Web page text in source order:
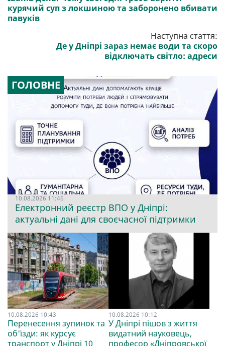
курячий суп з локшиною та заборонено вбивати
павуків
Наступна стаття:
Де у Дніпрі зараз немає води та скоро
відключать світло: адреси
ГОЛОВНЕ
10.08.2026 11:46
Електронний реєстр ВПО у Дніпрі:
актуальні дані для своєчасної підтримки
10.08.2026 10:43
Перенесення зупинок та
об'їзди: як курсує
транспорт у Дніпрі 10
10.08.2026 10:12
У Дніпрі пішов з життя
видатний науковець,
професор «Дніпровської